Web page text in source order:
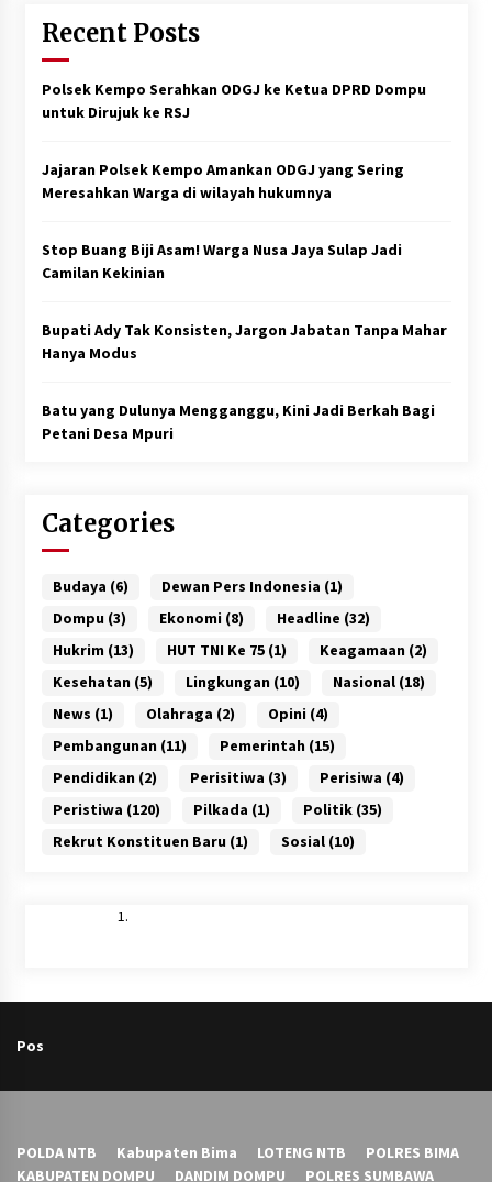
Recent Posts
Polsek Kempo Serahkan ODGJ ke Ketua DPRD Dompu
untuk Dirujuk ke RSJ
Jajaran Polsek Kempo Amankan ODGJ yang Sering
Meresahkan Warga di wilayah hukumnya
Stop Buang Biji Asam! Warga Nusa Jaya Sulap Jadi
Camilan Kekinian
Bupati Ady Tak Konsisten, Jargon Jabatan Tanpa Mahar
Hanya Modus
Batu yang Dulunya Mengganggu, Kini Jadi Berkah Bagi
Petani Desa Mpuri
Categories
Budaya (6) Dewan Pers Indonesia (1)
Dompu (3) Ekonomi (8) Headline (32)
Hukrim (13) HUT TNI Ke 75(1) Keagamaan (2)
Kesehatan (5) Lingkungan (10) Nasional(18)
News (1) Olahraga (2) Opini (4)
Pembangunan (11) Pemerintah (15)
Pendidikan (2) Perisitiwa (3) Perisiwa (4)
Peristiwa (120) Pilkada (1) Politik(35)
Rekrut Konstituen Baru (1) Sosial(10)
Pos
POLDA NTB Kabupaten Bima LOTENG NTB
POLRES BIMA
KABUPATEN DOMPU
DANDIM DOMPU POLRES SUMBAWA